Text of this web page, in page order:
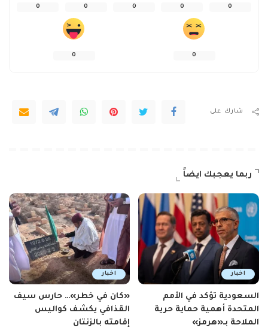
0
0
0
0
0
0
0
شارك على
ربما يعجبك ايضاً
اخبار
السعودية تؤكد في الأمم
المتحدة أهمية حماية حرية
الملاحة بـ«هرمز»
اخبار
«كان في خطر»… حارس سيف
القذافي يكشف كواليس
إقامته بالزنتان